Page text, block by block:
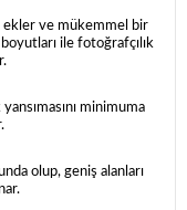
ve mükemmel bir
ile fotoğrafçılık
minimuma
olup, geniş alanları